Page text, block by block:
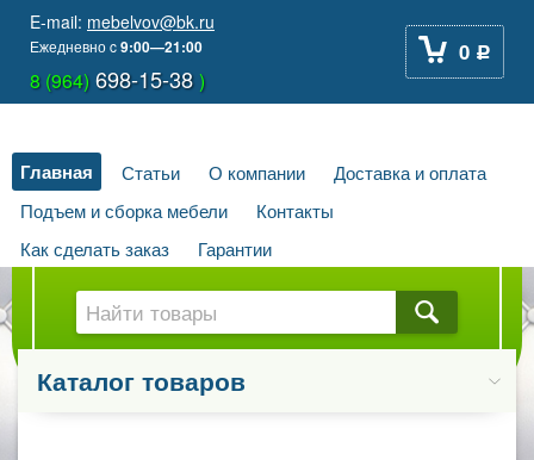
E-mail: mebelvov@bk.ru
Ежедневноc9:00—21:00
8 (964) 698-15-38)
0 Р
Главная Статьи О компании
Доставка и оплата
Подъем и сборка мебели
Контакты
Как сделать заказ
Гарантии
Каталог товаров